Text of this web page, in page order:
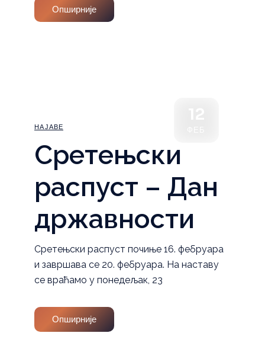
Опширније
НАЈАВЕ
Сретењски
распуст – Дан
државности
Сретењски распуст почиње 16. фебруара
и завршава се 20. фебруара. На наставу
се враћамо у понедељак, 23
Опширније